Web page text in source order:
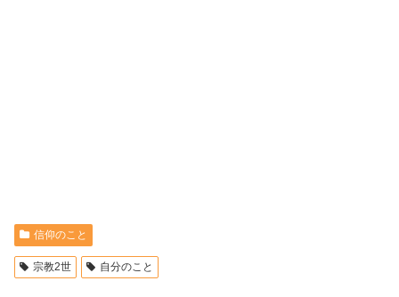
信仰のこと
宗教2世 自分のこと